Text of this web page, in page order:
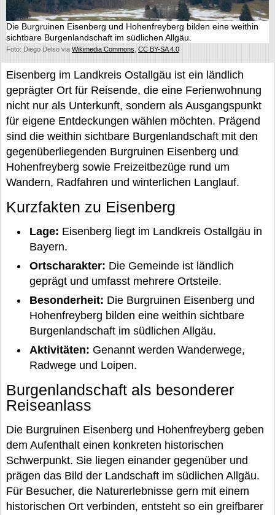
Die Burgruinen Eisenberg und Hohenfreyberg bilden eine weithin
sichtbare Burgenlandschaft im südlichen Allgäu.
Foto: Diego Delso via Wikimedia Commons CC BY-SA 4.0
Eisenberg im Landkreis Ostallgäu ist ein ländlich
geprägter Ort für Reisende, die eine Ferienwohnung
nicht nur als Unterkunft, sondern als Ausgangspunkt
für eigene Entdeckungen wählen möchten. Prägend
sind die weithin sichtbare Burgenlandschaft mit den
gegenüberliegenden Burgruinen Eisenberg und
Hohenfreyberg sowie Freizeitbezüge rund um
Wandern, Radfahren und winterlichen Langlauf.
Kurzfakten zu Eisenberg
Lage: Eisenberg liegt im Landkreis Ostallgäu in
Bayern.
Ortscharakter: Die Gemeinde ist ländlich
geprägt und umfasst mehrere Ortsteile.
Besonderheit: Die Burgruinen Eisenberg und
Hohenfreyberg bilden eine weithin sichtbare
Burgenlandschaft im südlichen Allgäu.
Aktivitäten: Genannt werden Wanderwege,
Radwege und Loipen.
Burgenlandschaft als besonderer
Reiseanlass
Die Burgruinen Eisenberg und Hohenfreyberg geben
dem Aufenthalt einen konkreten historischen
Schwerpunkt. Sie liegen einander gegenüber und
prägen das Bild der Landschaft im südlichen Allgäu.
Für Besucher, die Naturerlebnisse gern mit einem
historischen Ort verbinden, entsteht so ein greifbarer